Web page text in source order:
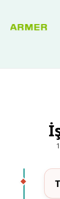
Ülkenizden